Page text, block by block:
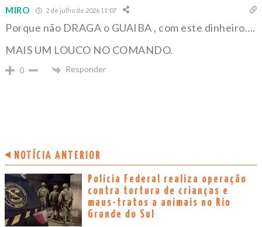
MIRO 2 de julho de 2026 11:07
Porque não DRAGA o GUAIBA , com este dinheiro….
MAIS UM LOUCO NO COMANDO.
0 Responder
NOTÍCIA ANTERIOR
Polícia Federal realiza operação
contra tortura de crianças e
maus-tratos a animais no Rio
Grande do Sul